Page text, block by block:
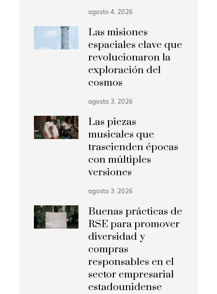
agosto 4, 2026
Las misiones
espaciales clave que
revolucionaron la
exploración del
cosmos
agosto 3, 2026
Las piezas
musicales que
trascienden épocas
con múltiples
versiones
agosto 3, 2026
Buenas prácticas de
RSE para promover
diversidad y
compras
responsables en el
sector empresarial
estadounidense